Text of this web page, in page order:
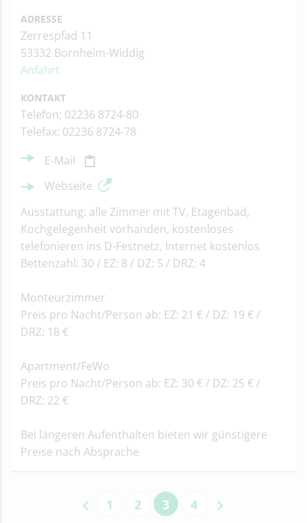
ADRESSE
Zerrespfad 11
53332 Bornheim-Widdig
Anfahrt
KONTAKT
Telefon: 02236 8724-80
Telefax: 02236 8724-78
E-Mail
Webseite
Ausstattung: alle Zimmer mit TV, Etagenbad,
Kochgelegenheit vorhanden, kostenloses
telefonieren ins D-Festnetz, Internet kostenlos
Bettenzahl: 30 / EZ: 8 / DZ: 5 / DRZ: 4
Monteurzimmer
Preis pro Nacht/Person ab: EZ: 21 € / DZ: 19 € /
DRZ: 18 €
Apartment/FeWo
Preis pro Nacht/Person ab: EZ: 30 € / DZ: 25 € /
DRZ: 22 €
Bei längeren Aufenthalten bieten wir günstigere
Preise nach Absprache
1 2 3 4